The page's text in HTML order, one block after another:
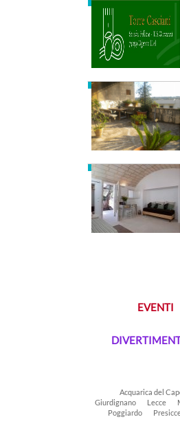
EVENTI
Acquarica del
Giurdignano
Lecce
Poggiardo